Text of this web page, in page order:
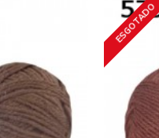
ESGOTADO